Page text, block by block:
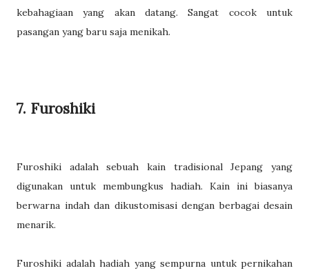
kebahagiaan yang akan datang. Sangat cocok untuk
pasangan yang baru saja menikah.
7. Furoshiki
Furoshiki adalah sebuah kain tradisional Jepang yang
digunakan untuk membungkus hadiah. Kain ini biasanya
berwarna indah dan dikustomisasi dengan berbagai desain
menarik.
Furoshiki adalah hadiah yang sempurna untuk pernikahan